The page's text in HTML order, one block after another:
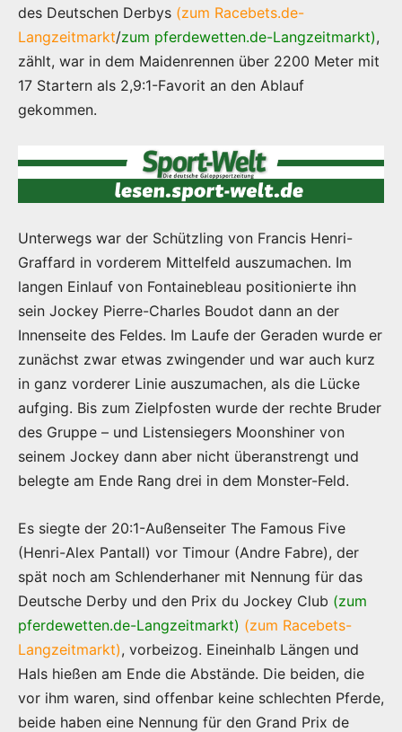
des Deutschen Derbys (zum Racebets.de-
Langzeitmarkt/zum pferdewetten.de-Langzeitmarkt),
zählt, war in dem Maidenrennen über 2200 Meter mit
17 Startern als 2,9:1-Favorit an den Ablauf
gekommen.
Unterwegs war der Schützling von Francis Henri-
Graffard in vorderem Mittelfeld auszumachen. Im
langen Einlauf von Fontainebleau positionierte ihn
sein Jockey Pierre-Charles Boudot dann an der
Innenseite des Feldes. Im Laufe der Geraden wurde er
zunächst zwar etwas zwingender und war auch kurz
in ganz vorderer Linie auszumachen, als die Lücke
aufging. Bis zum Zielpfosten wurde der rechte Bruder
des Gruppe – und Listensiegers Moonshiner von
seinem Jockey dann aber nicht überanstrengt und
belegte am Ende Rang drei in dem Monster-Feld.
Es siegte der 20:1-Außenseiter The Famous Five
(Henri-Alex Pantall) vor Timour (Andre Fabre), der
spät noch am Schlenderhaner mit Nennung für das
Deutsche Derby und den Prix du Jockey Club (zum
pferdewetten.de-Langzeitmarkt) (zum Racebets-
Langzeitmarkt), vorbeizog. Eineinhalb Längen und
Hals hießen am Ende die Abstände. Die beiden, die
vor ihm waren, sind offenbar keine schlechten Pferde,
beide haben eine Nennung für den Grand Prix de